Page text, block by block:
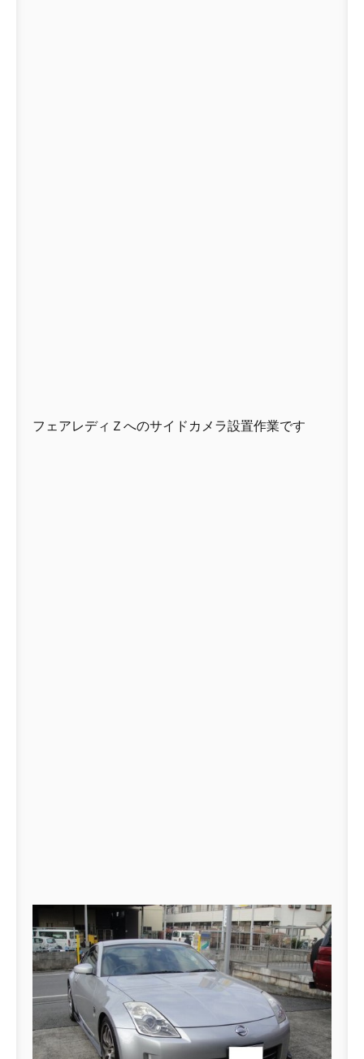
フェアレディＺへのサイドカメラ設置作業です